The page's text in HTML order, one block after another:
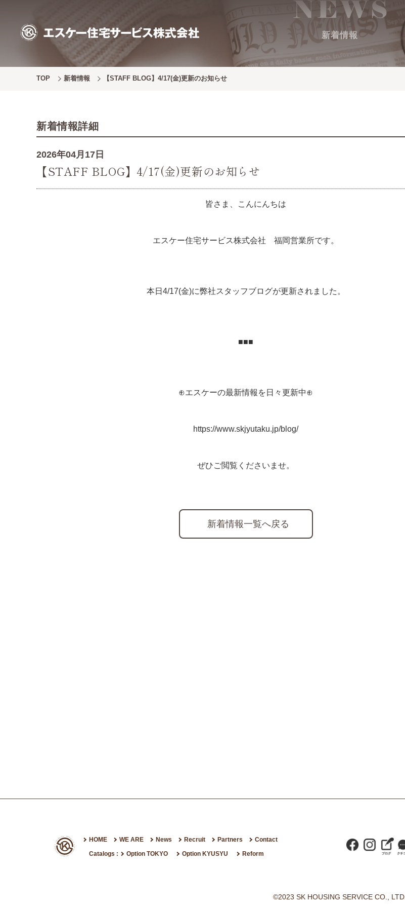
新着情報
TOP 新着情報 【STAFF BLOG】4/17(金)更新のお知らせ
新着情報詳細
2026年04月17日
【STAFF BLOG】4/17(金)更新のお知らせ
皆さま、こんにんちは
エスケー住宅サービス株式会社 福岡営業所です。
本日4/17(金)に弊社スタッフブログが更新されました。
■■■
⊕エスケーの最新情報を日々更新中⊕
https://www.skjyutaku.jp/blog/
ぜひご閲覧くださいませ。
新着情報一覧へ戻る
HOME WE ARE News Recruit Partners
Contact
Catalogs :
Option TOKYO Option KYUSYU Reform
©2023 SK HOUSING SERVICE CO., LTD.